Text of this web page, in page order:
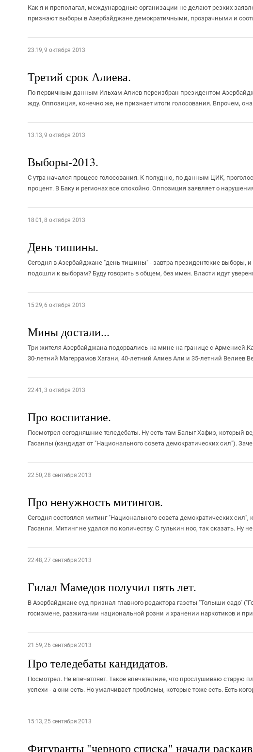
Как я и преполагал, международные организации не делают резких
признают выборы в Азербайджане демократичными, прозрачными и
23:19, 9 октября 2013
Третий срок Алиева.
По первичным данным Ильхам Алиев переизбран президентом
жду. Оппозиция, конечно же, не признает итоги голосования. Впрочем,
13:13, 9 октября 2013
Выборы-2013.
С утра начался процесс голосования. К полудню, по данным ЦИК,
процент. В Баку и регионах все спокойно. Оппозиция заявляет о
18:01, 8 октября 2013
День тишины.
Сегодня в Азербайджане "день тишины" - завтра президентские выборы,
подошли к выборам? Буду говорить в общем, без имен. Власти идут
15:29, 6 октября 2013
Мины достали...
Три жителя Азербайджана подорвались на мине на границе с
30-летний Магеррамов Хагани, 40-летний Алиев Али и 35-летний Велиев
22:41, 3 октября 2013
Про воспитание.
Посмотрел сегодняшние теледебаты. Ну есть там Балыг Хафиз, который
Гасанлы (кандидат от "Национального совета демократических сил").
22:50, 28 сентября 2013
Про ненужность митингов.
Сегодня состоялся митинг "Национального совета демократических
Гасанли. Митинг не удался по количеству. С гулькин нос, так сказать. Ну
22:48, 27 сентября 2013
Гилал Мамедов получил пять лет.
В Азербайджане суд признал главного редактора газеты "Толыши садо"
госизмене, разжигании национальной розни и хранении наркотиков и
21:59, 26 сентября 2013
Про теледебаты кандидатов.
Посмотрел. Не впечатляет. Такое впечателние, что прослушиваю старую
успехи - а они есть. Но умалчивает проблемы, которые тоже есть. Есть
15:13, 25 сентября 2013
Фигуранты "черного списка" начали